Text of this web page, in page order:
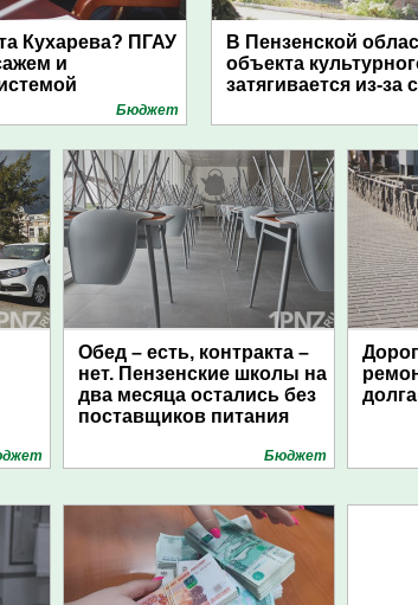
Кухарева? ПГАУ
и
Бюджет
В Пензенской
объекта
затягивается из-
Обед – есть, контракта –
нет. Пензенские школы на
два месяца остались без
поставщиков питания
Бюджет